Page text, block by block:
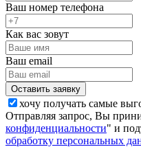
Ваш номер телефона
Как вас зовут
Ваш email
хочу получать самые
Отправляя запрос, Вы
конфиденциальности" и
обработку персональных